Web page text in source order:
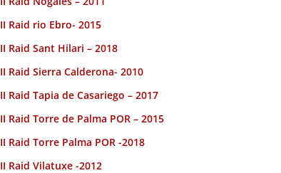
II Raid rio Ebro- 2015
II Raid Sant Hilari – 2018
II Raid Sierra Calderona- 2010
II Raid Tapia de Casariego – 2017
II Raid Torre de Palma POR – 2015
II Raid Torre Palma POR -2018
II Raid Vilatuxe -2012